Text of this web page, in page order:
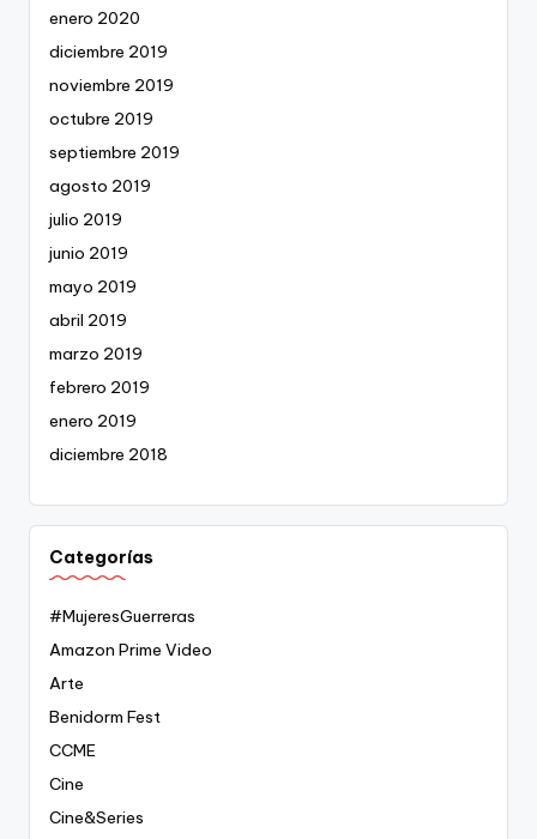
enero 2020
diciembre 2019
noviembre 2019
octubre 2019
septiembre 2019
agosto 2019
julio 2019
junio 2019
mayo 2019
abril 2019
marzo 2019
febrero 2019
enero 2019
diciembre 2018
Categorías
#MujeresGuerreras
Amazon Prime Video
Arte
Benidorm Fest
CCME
Cine
Cine&Series